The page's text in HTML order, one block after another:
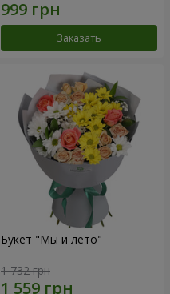
Заказать
Букет "Мы и лето"
1 732 грн